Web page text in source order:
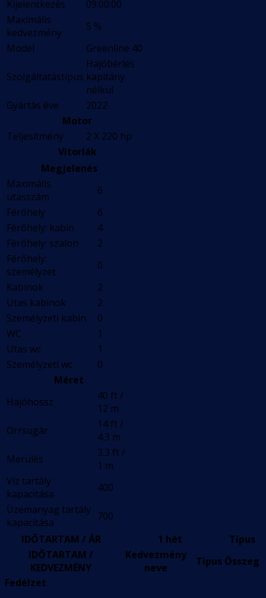
Kijelentkezés
09:00:00
Maximális
kedvezmény
5 %
Model
Greenline 40
Szolgáltatástípus
Hajóbérlés
kapitány
nélkül
Gyártás éve
2022
Motor
Teljesítmény
2 X 220 hp
Vitorlák
Megjelenés
Maximális
utasszám
6
Férőhely
6
Férőhely: kabin
4
Férőhely: szalon
2
Férőhely:
személyzet
0
Kabinok
2
Utas kabinok
2
Személyzeti kabin
0
WC
1
Utas wc
1
Személyzeti wc
0
Méret
Hajóhossz
40 ft /
12 m
Orrsugár
14 ft /
4.3 m
Merülés
3.3 ft /
1 m
Víz tartály
kapacitása
400
Üzemanyag tartály
kapacitása
700
IDŐTARTAM / ÁR
1 hét
Típus
IDŐTARTAM /
KEDVEZMÉNY
Kedvezmény
neve
Típus Összeg
Fedélzet